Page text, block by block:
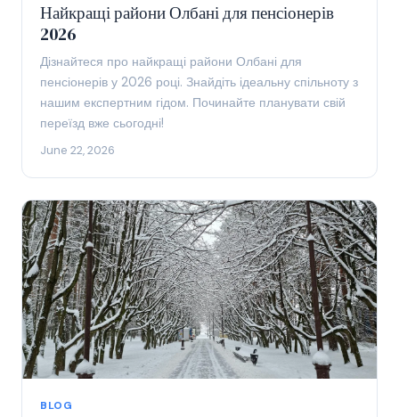
Найкращі райони Олбані для пенсіонерів
2026
Дізнайтеся про найкращі райони Олбані для
пенсіонерів у 2026 році. Знайдіть ідеальну спільноту з
нашим експертним гідом. Починайте планувати свій
переїзд вже сьогодні!
June 22, 2026
BLOG